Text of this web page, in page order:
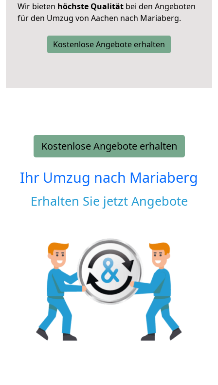
Wir bieten höchste Qualität bei den Angeboten
für den Umzug von Aachen nach Mariaberg.
Kostenlose Angebote erhalten
Kostenlose Angebote erhalten
Ihr Umzug nach Mariaberg
Erhalten Sie jetzt Angebote